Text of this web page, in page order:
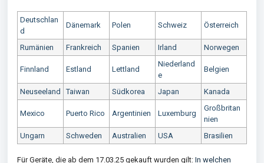
Deutschlan
d
Dänemark Polen Schweiz Österreich
Rumänien Frankreich Spanien Irland Norwegen
Finnland Estland Lettland
Niederland
e
Belgien
Neuseeland Taiwan Südkorea Japan Kanada
Mexico Puerto Rico Argentinien Luxemburg
Großbritan
nien
Ungarn
Schweden Australien USA Brasilien
Für Geräte, die ab dem 17.03.25 gekauft wurden gilt: In welchen